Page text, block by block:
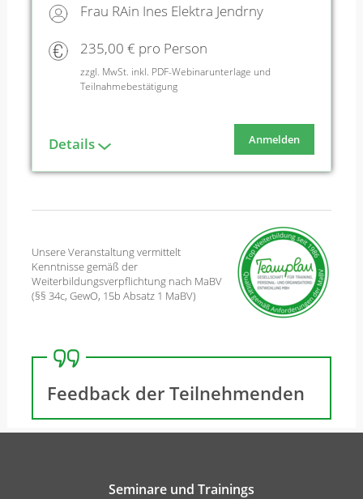
Frau RAin Ines Elektra Jendrny
235,00 € pro Person
zzgl. MwSt. inkl. PDF-Webinarunterlage und
Teilnahmebestätigung
Details Anmelden
Unsere Veranstaltung vermittelt
Kenntnisse gemäß der
Weiterbildungsverpflichtung nach MaBV
(§§ 34c, GewO, 15b Absatz 1 MaBV)
Feedback der Teilnehmenden
Seminare und Trainings